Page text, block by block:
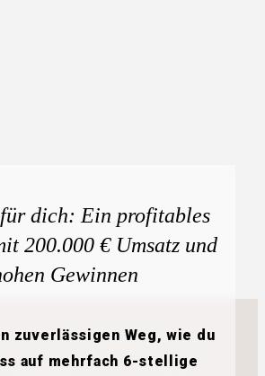
dich: Ein profitables
200.000 € Umsatz und
Gewinnen
zuverlässigen Weg, wie du
auf mehrfach 6-stellige